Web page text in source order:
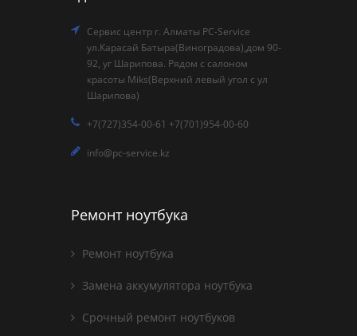
Сервис центр г. Алматы PC-Service
ул.Карасай Батыра(Виноградова),дом 90-
92, уг Шарипова. Рядом с салоном
красоты Miks(Верхний левый угол с ул
Шарипова)
+7(727)354-00-61 +7(701)954-00-60
info@pc-service.kz
Ремонт ноутбука
Ремонт ноутбука
Замена аккумулятора ноутбука
Срочный ремонт ноутбуков